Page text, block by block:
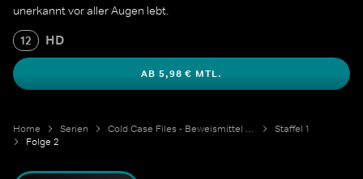
unerkannt vor aller Augen lebt.
12 HD
AB 5,98 € MTL.
Home Serien Cold Case Files - Beweismittel DNA
Staffel 1
Folge 2